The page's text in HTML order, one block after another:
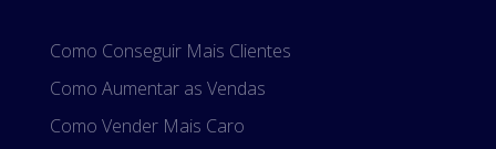
Como Conseguir Mais Clientes
Como Aumentar as Vendas
Como Vender Mais Caro